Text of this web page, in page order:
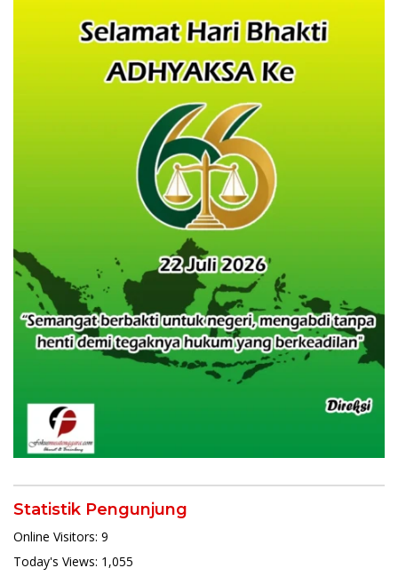
Statistik Pengunjung
Online Visitors: 9
Today's Views: 1,055